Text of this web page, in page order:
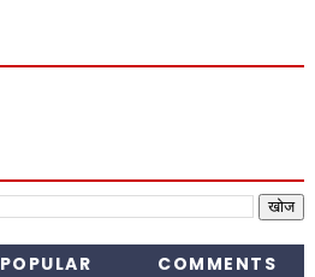
POPULAR COMMENTS